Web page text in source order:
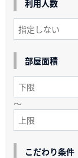
利用人数
部屋面積
～
こだわり条件